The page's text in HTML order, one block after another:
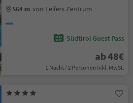
564 m von Leifers Zentrum
Südtirol Guest Pass
ab 48€
1 Nacht / 2 Personen Inkl. MwSt.